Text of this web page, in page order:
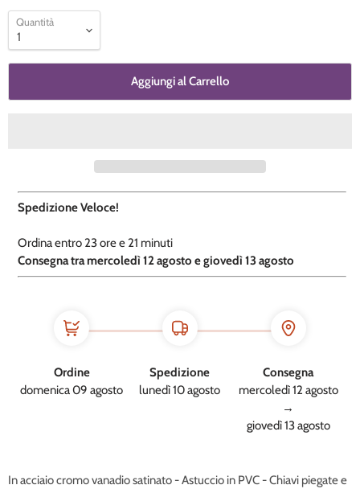
Quantità
Aggiungi al Carrello
Spedizione Veloce!
Ordina entro 23 ore e 21 minuti
​Consegna tra mercoledì 12 agosto e giovedì 13 agosto
Ordine
domenica 09 agosto
Spedizione
lunedì 10 agosto
Consegna
mercoledì 12 agosto
→
giovedì 13 agosto
In acciaio cromo vanadio satinato - Astuccio in PVC - Chiavi piegate e